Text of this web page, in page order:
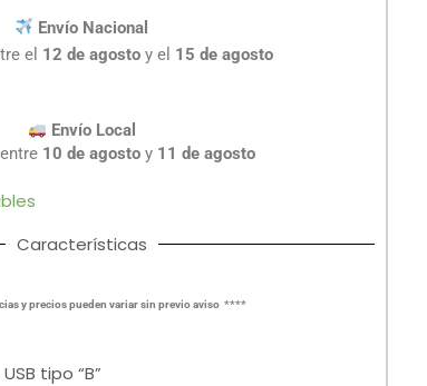
Envío Nacional
el 12 de agosto y el 15 de agosto
Envío Local
10 de agosto y 11 de agosto
Características
y precios pueden variar sin previo aviso ****
tipo “B”